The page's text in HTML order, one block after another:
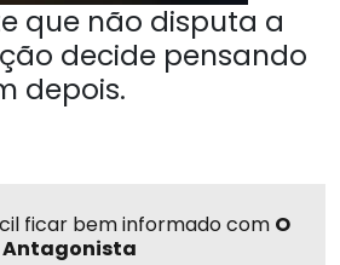
que não disputa a
decide pensando
depois.
ficar bem informado com O
Antagonista